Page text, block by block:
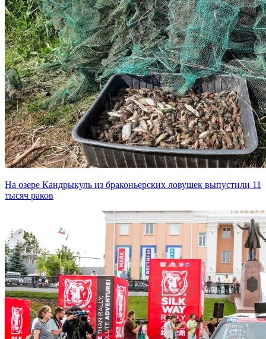
На озере Кандрыкуль из браконьерских ловушек выпустили 11
тысяч раков